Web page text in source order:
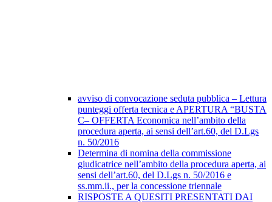
avviso di convocazione seduta pubblica – Lettura
punteggi offerta tecnica e APERTURA “BUSTA
C– OFFERTA Economica nell’ambito della
procedura aperta, ai sensi dell’art.60, del D.Lgs
n. 50/2016
Determina di nomina della commissione
giudicatrice nell’ambito della procedura aperta, ai
sensi dell’art.60, del D.Lgs n. 50/2016 e
ss.mm.ii., per la concessione triennale
RISPOSTE A QUESITI PRESENTATI DAI